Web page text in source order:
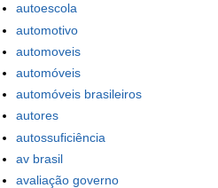
autoescola
automotivo
automoveis
automóveis
automóveis brasileiros
autores
autossuficiência
av brasil
avaliação governo